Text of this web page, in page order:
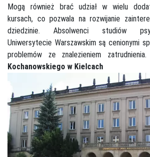
Mogą również brać udział w wielu
kursach, co pozwala na rozwijanie
dziedzinie. Absolwenci studiów
Uniwersytecie Warszawskim są cenionymi
problemów ze znalezieniem zatrudnienia.
Kochanowskiego w Kielcach